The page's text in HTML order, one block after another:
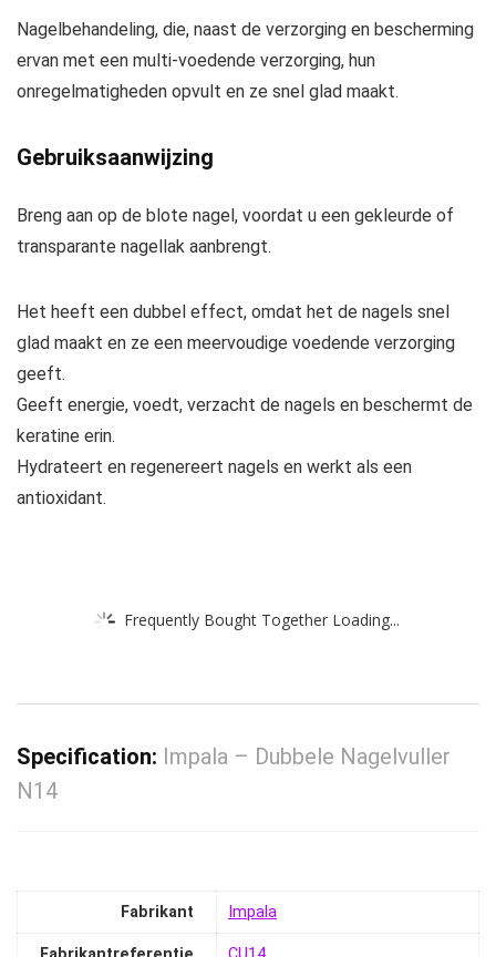
Nagelbehandeling, die, naast de verzorging en bescherming
ervan met een multi-voedende verzorging, hun
onregelmatigheden opvult en ze snel glad maakt.
Gebruiksaanwijzing
Breng aan op de blote nagel, voordat u een gekleurde of
transparante nagellak aanbrengt.
Het heeft een dubbel effect, omdat het de nagels snel
glad maakt en ze een meervoudige voedende verzorging
geeft.
Geeft energie, voedt, verzacht de nagels en beschermt de
keratine erin.
Hydrateert en regenereert nagels en werkt als een
antioxidant.
Frequently Bought Together Loading...
Specification: Impala – Dubbele Nagelvuller
N14
Fabrikant ‎Impala